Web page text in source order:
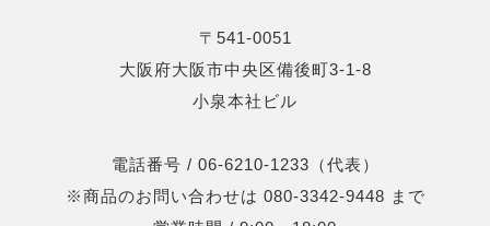
〒541-0051
大阪府大阪市中央区備後町3-1-8
小泉本社ビル
電話番号 / 06-6210-1233（代表）
※商品のお問い合わせは 080-3342-9448 まで